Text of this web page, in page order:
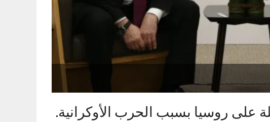
على روسيا بسبب الحرب الأوكرانية.